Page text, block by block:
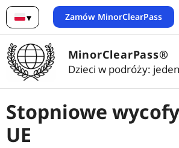
▾
Polski
Zamów MinorClearPass
MinorClearPass®
Dzieci w podróży:
Stopniowe
UE